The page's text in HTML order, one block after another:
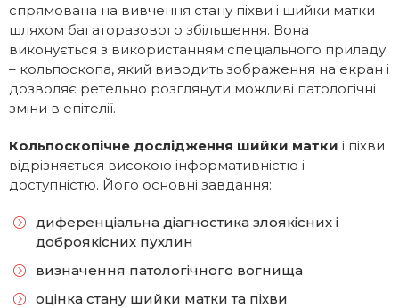
спрямована на вивчення стану піхви і шийки матки
шляхом багаторазового збільшення. Вона
виконується з використанням спеціального приладу
– кольпоскопа, який виводить зображення на екран і
дозволяє ретельно розглянути можливі патологічні
зміни в епітелії.
Кольпоскопічне​ дослідження шийки матки і піхви
відрізняється високою інформативністю і
доступністю. Його основні завдання:
диференціальна діагностика злоякісних і
доброякісних пухлин
визначення патологічного вогнища
оцінка стану шийки матки та піхви